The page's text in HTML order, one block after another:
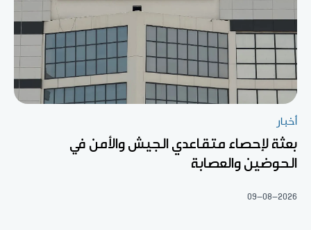
أخبار
بعثة لإحصاء متقاعدي الجيش والأمن في
الحوضين والعصابة
09-08-2026